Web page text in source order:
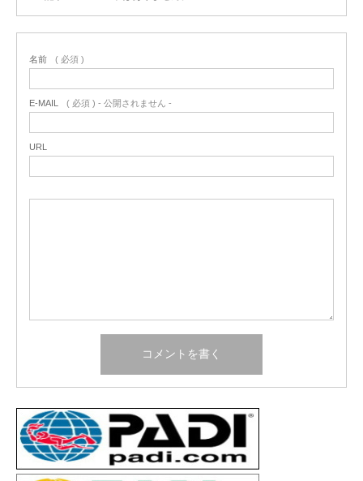
名前 ( 必須 )
E-MAIL ( 必須 ) - 公開されません -
URL